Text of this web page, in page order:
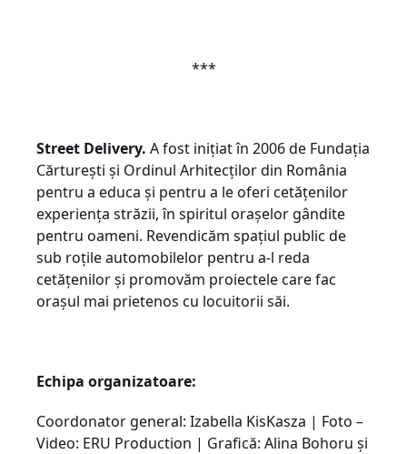
***
Street Delivery. A fost inițiat în 2006 de Fundația
Cărturești și Ordinul Arhitecților din România
pentru a educa și pentru a le oferi cetățenilor
experiența străzii, în spiritul orașelor gândite
pentru oameni. Revendicăm spațiul public de
sub roțile automobilelor pentru a-l reda
cetățenilor și promovăm proiectele care fac
orașul mai prietenos cu locuitorii săi.
Echipa organizatoare:
Coordonator general: Izabella KisKasza | Foto –
Video: ERU Production | Grafică: Alina Bohoru și